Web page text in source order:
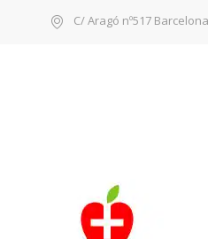
C/ Aragó nº517